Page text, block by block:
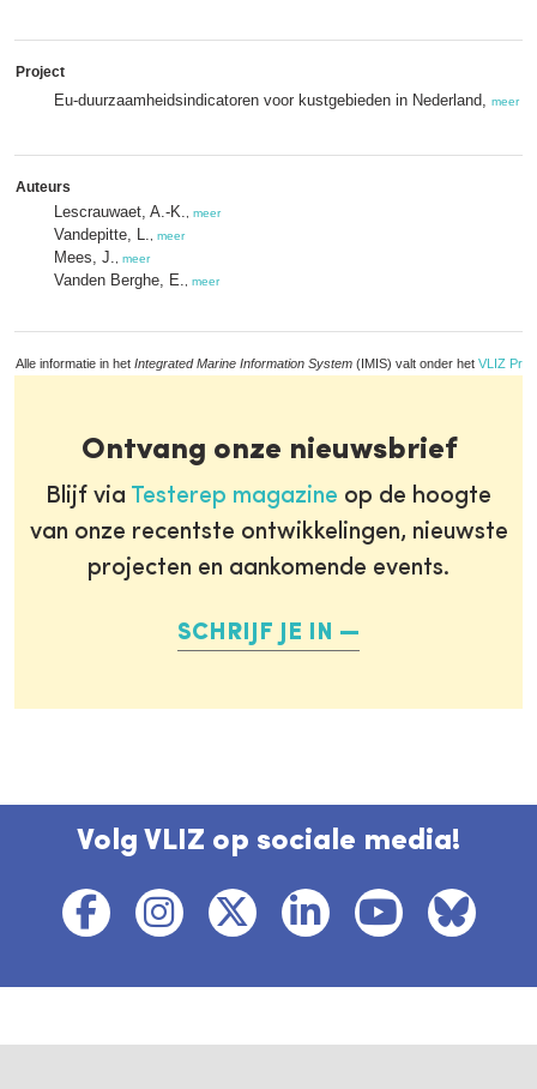
Project
Eu-duurzaamheidsindicatoren voor kustgebieden in Nederland, meer
Auteurs
Lescrauwaet, A.-K. meer
Vandepitte, L. meer
Mees, J. meer
Vanden Berghe, E. meer
Alle informatie in het Integrated Marine Information System (IMIS) valt onder het VLIZ
Ontvang onze nieuwsbrief
Blijf via Testerep magazine op de hoogte
van onze recentste ontwikkelingen, nieuwste
projecten en aankomende events.
SCHRIJF JE IN
Volg VLIZ op sociale media!